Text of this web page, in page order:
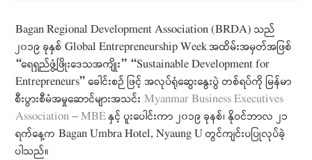
t
o
Bagan Regional Development Association (BRDA) သည်
၂၀၁၉ ခုနှစ် Global Entrepreneurship Week အထိမ်းအမှတ်အဖြစ်
“ရေရှည်ဖွံ့ဖြိုးဒေသအကျိုး” “Sustainable Development for
Entrepreneurs” ခေါင်းစဉ် ဖြင့် အလုပ်ရုံဆွေးနွေးပွဲ တစ်ရပ်ကို မြန်မာ
စီးပွားစီမံအမှုဆောင်များအသင်း Myanmar Business Executives
Association – MBEနှင့် ပူးပေါင်းကာ ၂၀၁၉ ခုနစ်၊ နိုဝင်ဘာလ ၂၁
ရက်နေ့က Bagan Umbra Hotel, Nyaung U တွင်ကျင်းပပြုလုပ်ခဲ့
ပါသည်။